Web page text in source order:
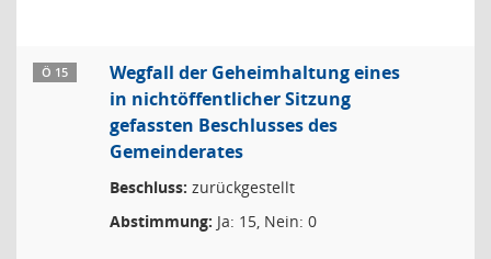
Ö 15
Wegfall der Geheimhaltung eines
in nichtöffentlicher Sitzung
gefassten Beschlusses des
Gemeinderates
Beschluss: zurückgestellt
Abstimmung: Ja: 15, Nein: 0